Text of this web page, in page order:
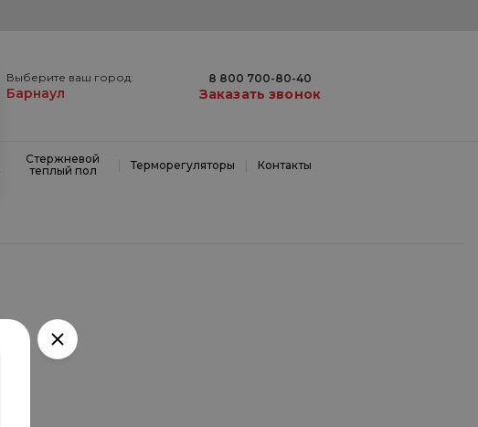
Выберите ваш город:
Барнаул
8 800 700-80-40
Заказать звонок
Стержневой
теплый пол
Терморегуляторы Контакты